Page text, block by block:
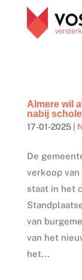
Almere wil
nabij
17-01-2025|
De
verkoop van
staat in het
van
van het
het...